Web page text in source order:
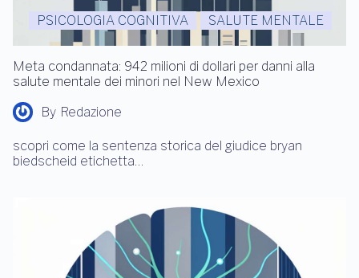
PSICOLOGIA COGNITIVA SALUTE MENTALE
Meta condannata: 942 milioni di dollari per danni alla
salute mentale dei minori nel New Mexico
By Redazione
scopri come la sentenza storica del giudice bryan
biedscheid etichetta…